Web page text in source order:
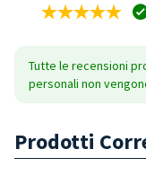
Tutte le recensioni
personali non
Prodotti